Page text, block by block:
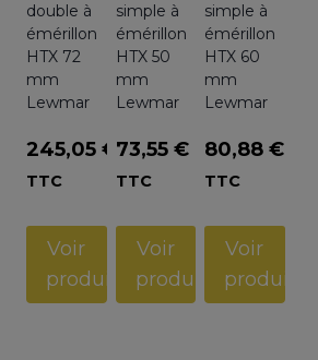
double à
émérillon
HTX 72
mm
Lewmar
245,05 €
TTC
Voir
produit
simple à
émérillon
HTX 50
mm
Lewmar
73,55 €
TTC
Voir
produit
simple à
émérillon
HTX 60
mm
Lewmar
80,88€
TTC
Voir
produit